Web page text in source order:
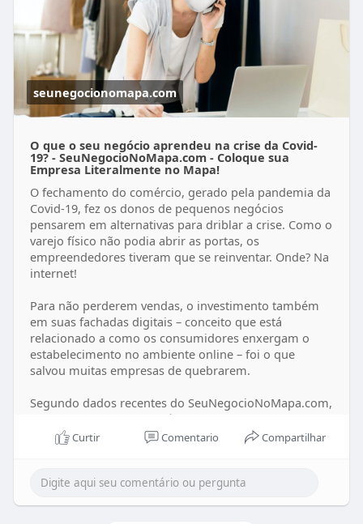
seunegocionomapa.com
O que o seu negócio aprendeu na crise da Covid-
19? - SeuNegocioNoMapa.com - Coloque sua
Empresa Literalmente no Mapa!
O fechamento do comércio, gerado pela pandemia da
Covid-19, fez os donos de pequenos negócios
pensarem em alternativas para driblar a crise. Como o
varejo físico não podia abrir as portas, os
empreendedores tiveram que se reinventar. Onde? Na
internet!
Para não perderem vendas, o investimento também
em suas fachadas digitais – conceito que está
relacionado a como os consumidores enxergam o
estabelecimento no ambiente online – foi o que
salvou muitas empresas de quebrarem.
Segundo dados recentes do SeuNegocioNoMapa.com,
houve um aumento nos últimos meses na ordem de
35% no número de pedidos online, comprovando o
Confira o conteúdo na íntegra em
Curtir Comentario Compartilhar